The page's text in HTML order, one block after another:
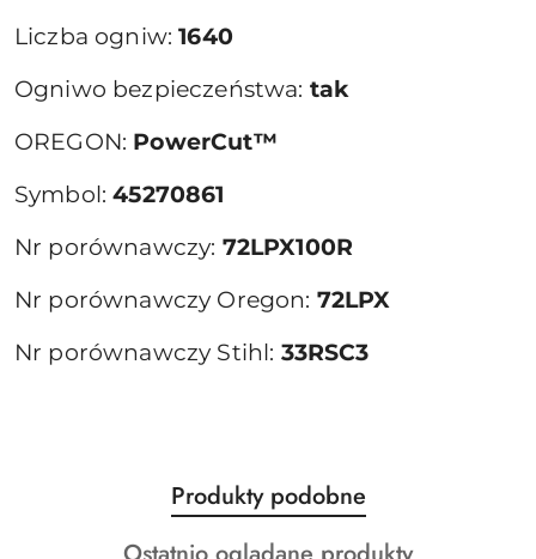
Liczba ogniw:1640
Ogniwo bezpieczeństwa: tak
OREGON: PowerCut™
Symbol:45270861
Nr porównawczy: 72LPX100R
Nr porównawczy Oregon: 72LPX
Nr porównawczy Stihl: 33RSC3
Pomiń karuzelę produktów
Produkty
o
Produkty podobne